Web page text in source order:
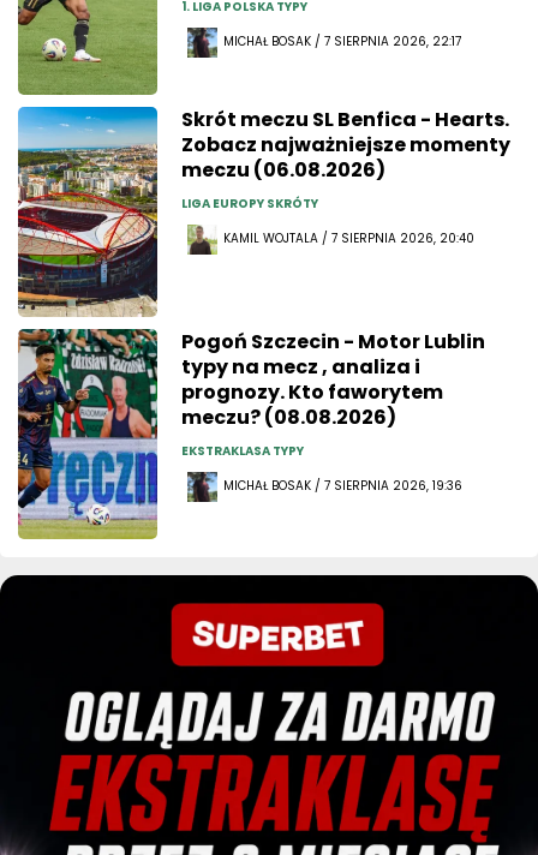
1. LIGA POLSKA TYPY
MICHAŁ BOSAK / 7 SIERPNIA 2026, 22:17
Skrót meczu SL Benfica - Hearts.
Zobacz najważniejsze momenty
meczu (06.08.2026)
LIGA EUROPY SKRÓTY
KAMIL WOJTALA / 7 SIERPNIA 2026, 20:40
Pogoń Szczecin - Motor Lublin
typy na mecz , analiza i
prognozy. Kto faworytem
meczu? (08.08.2026)
EKSTRAKLASA TYPY
MICHAŁ BOSAK / 7 SIERPNIA 2026, 19:36